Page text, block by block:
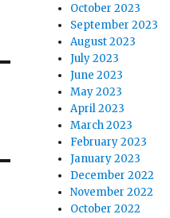
October 2023
September 2023
August 2023
July 2023
June 2023
May 2023
April 2023
March 2023
February 2023
January 2023
December 2022
November 2022
October 2022